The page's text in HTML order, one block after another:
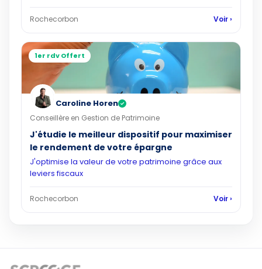
Rochecorbon Voir ›
1er rdv Offert
Caroline Horen ✓
Conseillère en Gestion de Patrimoine
J'étudie le meilleur dispositif pour maximiser
le rendement de votre épargne
J'optimise la valeur de votre patrimoine grâce aux
leviers fiscaux
Rochecorbon Voir ›